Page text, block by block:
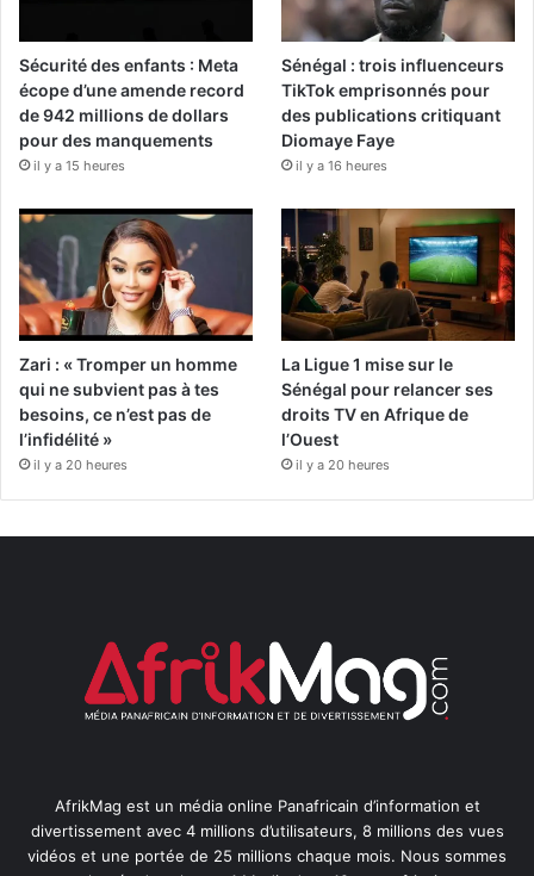
Sécurité des enfants : Meta
écope d’une amende record
de 942 millions de dollars
pour des manquements
il y a 15 heures
Sénégal : trois influenceurs
TikTok emprisonnés pour
des publications critiquant
Diomaye Faye
il y a 16 heures
Zari : « Tromper un homme
qui ne subvient pas à tes
besoins, ce n’est pas de
l’infidélité »
il y a 20 heures
La Ligue 1 mise sur le
Sénégal pour relancer ses
droits TV en Afrique de
l’Ouest
il y a 20 heures
AfrikMag est un média online Panafricain d’information et
divertissement avec 4 millions d’utilisateurs, 8 millions des vues
vidéos et une portée de 25 millions chaque mois. Nous sommes